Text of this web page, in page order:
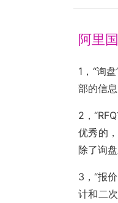
阿里
1，“询
部的信
2，
优秀的
除了询
3，“报
计和二